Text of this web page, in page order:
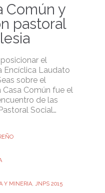
Común y
pastoral
el
Encíclica Laudato
sobre el
Común fue el
de las
Social…
Y MINERIA, JNPS 2015